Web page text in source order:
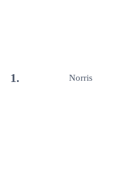
1. Norris